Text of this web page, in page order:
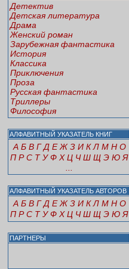
Детектив
Детская литература
Драма
Женский роман
Зарубежная фантастика
История
Классика
Приключения
Проза
Русская фантастика
Триллеры
Философия
АЛФАВИТНЫЙ УКАЗАТЕЛЬ КНИГ
А Б В Г Д Е Ж З И К Л М Н О
П Р С Т У Ф Х Ц Ч Ш Щ Э Ю Я
АЛФАВИТНЫЙ УКАЗАТЕЛЬ АВТОРОВ
А Б В Г Д Е Ж З И К Л М Н О
П Р С Т У Ф Х Ц Ч Ш Щ Э Ю Я
ПАРТНЕРЫ